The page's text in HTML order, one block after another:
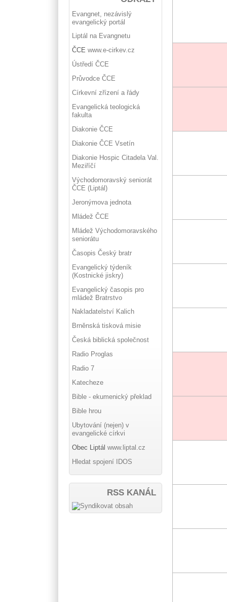
Evangnet, nezávislý
evangelický portál
Liptál na Evangnetu
ČCEwww.e-cirkev.cz
Ústředí ČCE
Průvodce ČCE
Církevní zřízení a řády
Evangelická teologická
fakulta
Diakonie ČCE
Diakonie ČCE Vsetín
Diakonie Hospic Citadela Val.
Meziříčí
Východomoravský seniorát
ČCE (Liptál)
Jeronýmova jednota
Mládež ČCE
Mládež Východomoravského
seniorátu
Časopis Český bratr
Evangelický týdeník
(Kostnické jiskry)
Evangelický časopis pro
mládež Bratrstvo
Nakladatelství Kalich
Brněnská tisková misie
Česká biblická společnost
Radio Proglas
Radio 7
Katecheze
Bible - ekumenický překlad
Bible hrou
Ubytování (nejen) v
evangelické církvi
Obec Liptálwww.liptal.cz
Hledat spojení IDOS
RSS KANÁL